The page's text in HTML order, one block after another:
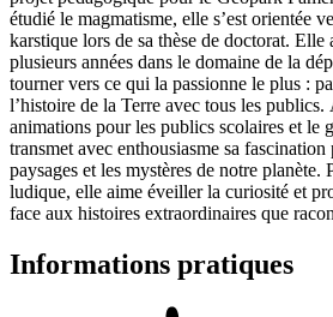
étudié le magmatisme, elle s’est orientée
karstique lors de sa thèse de doctorat. Elle
plusieurs années dans le domaine de la
tourner vers ce qui la passionne le plus :
l’histoire de la Terre avec tous les
animations pour les publics scolaires et le
transmet avec enthousiasme sa
paysages et les mystères de notre planète.
ludique, elle aime éveiller la curiosité et
face aux histoires extraordinaires que
Informations pratiques